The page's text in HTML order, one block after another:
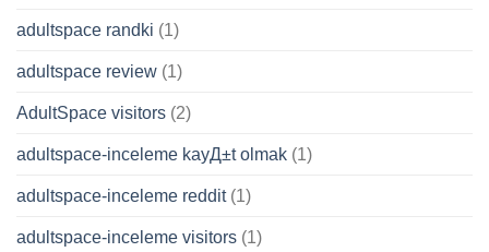
adultspace randki (1)
adultspace review (1)
AdultSpace visitors (2)
adultspace-inceleme kayД±t olmak (1)
adultspace-inceleme reddit(1)
adultspace-inceleme visitors (1)